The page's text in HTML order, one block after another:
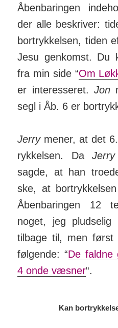
Åben­baringen
der alle be­skriver:
bort­ryk­kelsen, tiden
Jesu gen­komst. Du
fra min side “Om
er inte­res­seret.Jon
segl i Åb. 6 er
Jerrymener, at det
ryk­kelsen. Da
sagde, at han
ske, at
Åben­baringen 12
noget, jeg
tilbage til, men
føl­gende: “De faldne
4 onde væsner“.
Kan